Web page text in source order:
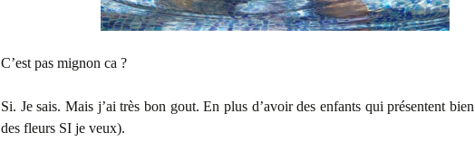
C’est pas mignon ca ?
Si. Je sais. Mais j’ai très bon gout. En plus d’avoir des enfants qui présentent
des fleurs SI je veux).